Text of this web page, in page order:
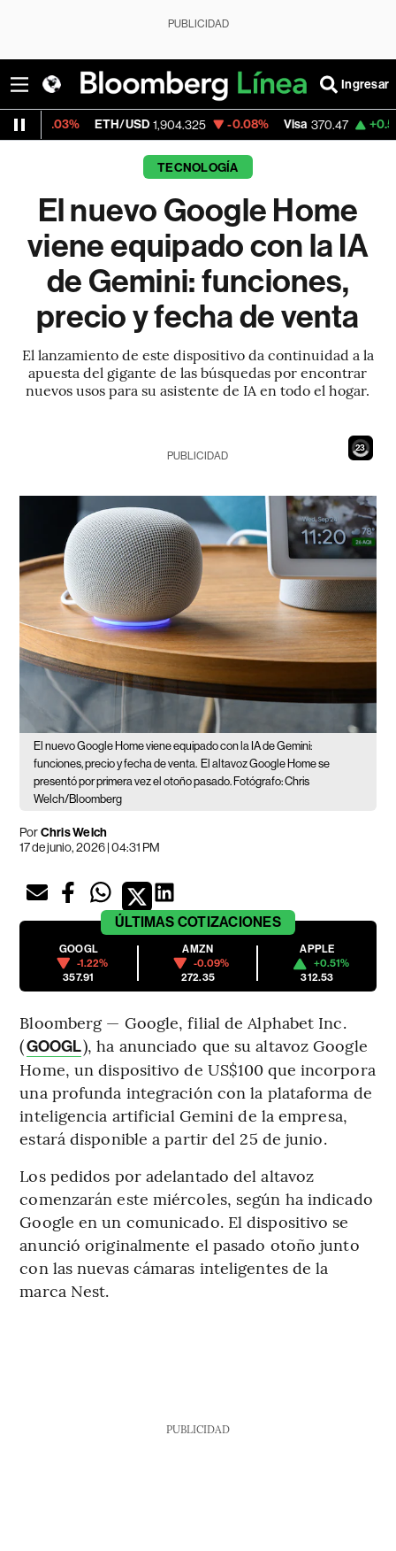
PUBLICIDAD
Ingresar
ETH/USD 1,904.325 -0.08% Visa 370.47 +0.52%
TECNOLOGÍA
El nuevo Google Home
viene equipado con la IA
de Gemini: funciones,
precio y fecha de venta
El lanzamiento de este dispositivo da continuidad a la
apuesta del gigante de las búsquedas por encontrar
nuevos usos para su asistente de IA en todo el hogar.
21
PUBLICIDAD
El nuevo Google Home viene equipado con la IA de Gemini:
funciones, precio y fecha de venta. El altavoz Google Home se
presentó por primera vez el otoño pasado. Fotógrafo: Chris
Welch/Bloomberg
PorChris Welch
17 de junio, 2026 | 04:31 PM
ÚLTIMAS COTIZACIONES
GOOGL
-1.22%
357.91
AMZN
-0.09%
272.35
APPLE
+0.51%
312.53
Bloomberg — Google, filial de Alphabet Inc.
(GOOGL), ha anunciado que su altavoz Google
Home, un dispositivo de US$100 que incorpora
una profunda integración con la plataforma de
inteligencia artificial Gemini de la empresa,
estará disponible a partir del 25 de junio.
Los pedidos por adelantado del altavoz
comenzarán este miércoles, según ha indicado
Google en un comunicado. El dispositivo se
anunció originalmente el pasado otoño junto
con las nuevas cámaras inteligentes de la
marca Nest.
PUBLICIDAD